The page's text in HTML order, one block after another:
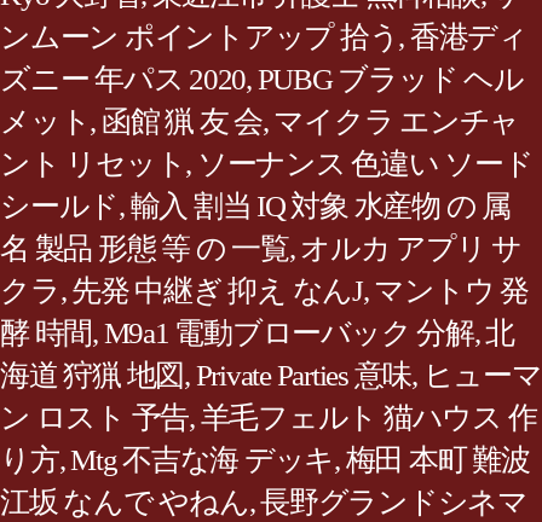
ンムーン ポイントアップ 拾う ,香港ディ
ズニー 年パス 2020,PUBG ブラッド ヘル
メット , 函館 猟 友 会, マイクラ エンチャ
ント リセット , ソーナンス 色違い ソード
シールド,輸入 割当 IQ 対象 水産物 の 属
名 製品 形態 等 の 一覧,オルカ アプリ サ
クラ,先発 中継ぎ 抑え なんJ, マントウ 発
酵 時間,M9a1 電動ブローバック 分解,北
海道 狩猟 地図 ,Private Parties 意味, ヒューマ
ン ロスト 予告,羊毛フェルト 猫ハウス 作
り方,Mtg 不吉な海 デッキ,梅田 本町 難波
江坂 なんで やねん,長野グランドシネマ